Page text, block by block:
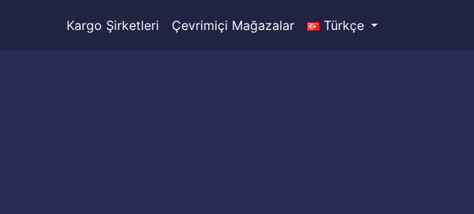
Kargo Şirketleri Çevrimiçi Mağazalar Türkçe